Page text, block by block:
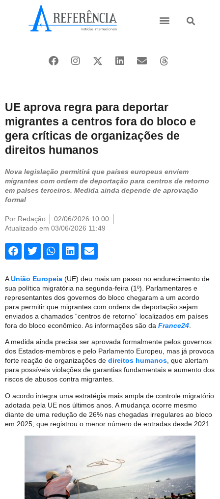
UE aprova regra para deportar
migrantes a centros fora do bloco e
gera críticas de organizações de
direitos humanos
Nova legislação permitirá que países europeus enviem
migrantes com ordem de deportação para centros de retorno
em países terceiros. Medida ainda depende de aprovação
formal
Por Redação
02/06/2026 10:00
Atualizado em 03/06/2026 11:49
AUnião Europeia (UE) deu mais um passo no endurecimento de
sua política migratória na segunda-feira (1º). Parlamentares e
representantes dos governos do bloco chegaram a um acordo
para permitir que migrantes com ordens de deportação sejam
enviados a chamados “centros de retorno” localizados em países
fora do bloco econômico. As informações são da France24
A medida ainda precisa ser aprovada formalmente pelos governos
dos Estados-membros e pelo Parlamento Europeu, mas já provoca
forte reação de organizações de direitos humanos, que alertam
para possíveis violações de garantias fundamentais e aumento dos
riscos de abusos contra migrantes.
O acordo integra uma estratégia mais ampla de controle migratório
adotada pela UE nos últimos anos. A mudança ocorre mesmo
diante de uma redução de 26% nas chegadas irregulares ao bloco
em 2025, que registrou o menor número de entradas desde 2021.